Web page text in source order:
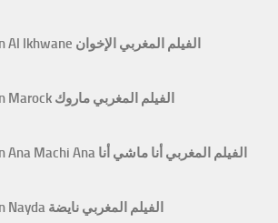
Film marocain Al Ikhwane الفيلم المغربي الإخوان
Film Marocain Marock الفيلم المغربي ماروك
Film marocain Ana Machi Ana الفيلم المغربي أنا ماشي أنا
Film marocain Nayda الفيلم المغربي نايضة